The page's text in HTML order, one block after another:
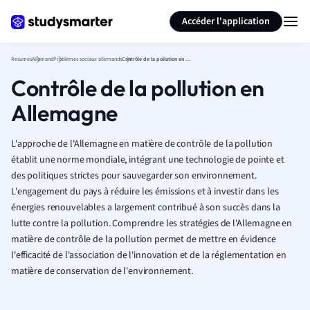
Accéder l'application
ResumesAllemandProblèmes sociaux allemands Contrôle de la pollution en Allemagne
Contrôle de la pollution en
Allemagne
L'approche de l'Allemagne en matière de contrôle de la pollution
établit une norme mondiale, intégrant une technologie de pointe et
des politiques strictes pour sauvegarder son environnement.
L'engagement du pays à réduire les émissions et à investir dans les
énergies renouvelables a largement contribué à son succès dans la
lutte contre la pollution. Comprendre les stratégies de l'Allemagne en
matière de contrôle de la pollution permet de mettre en évidence
l'efficacité de l'association de l'innovation et de la réglementation en
matière de conservation de l'environnement.
Résumer la page